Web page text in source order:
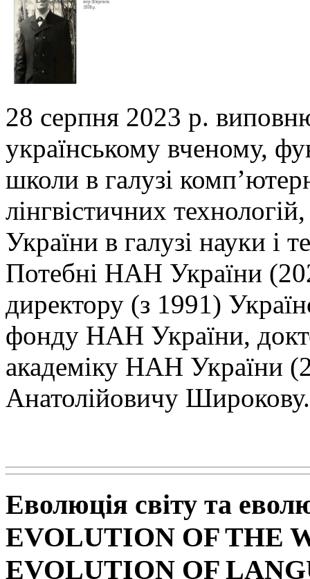
28 серпня 2023 р.
українському вченому,
школи в галузі
лінгвістичних
України в галузі науки і
Потебні НАН України
директору (з 1991)
фонду НАН України,
академіку НАН України
Анатолійовичу Широкову.
Еволюція світу та
EVOLUTION OF THE
EVOLUTION OF